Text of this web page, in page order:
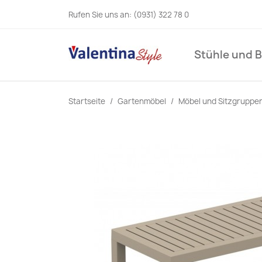
Rufen Sie uns an: (0931) 322 78 0
Stühle und
Startseite Gartenmöbel Möbel und